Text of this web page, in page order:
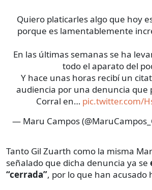
Quiero platicarles algo que hoy
porque es lamentablemente
En las últimas semanas se ha
todo el aparato del
Y hace unas horas recibí un
audiencia por una denuncia que
Corral en… pic.twitter.com/
— Maru Campos
Tanto Gil Zuarth como la misma
señalado que dicha denuncia ya se
“cerrada”, por lo que han acusado